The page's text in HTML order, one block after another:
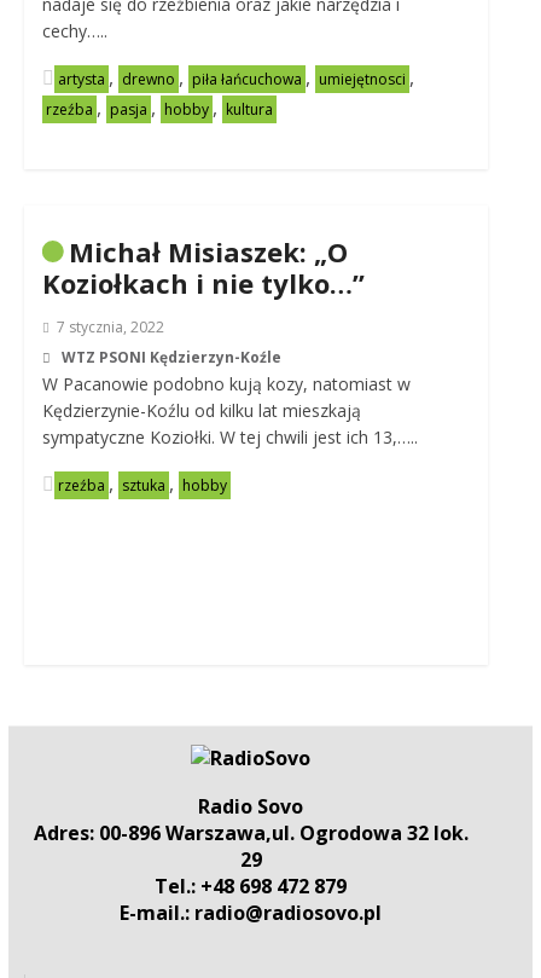
cechy…..
artysta , drewno , piła łańcuchowa , umiejętnosci ,
rzeźba , pasja , hobby , kultura
Michał Misiaszek: „O
Koziołkach i nie tylko…”
7 stycznia, 2022
WTZ PSONI Kędzierzyn-Koźle
W Pacanowie podobno kują kozy, natomiast w
Kędzierzynie-Koźlu od kilku lat mieszkają
sympatyczne Koziołki. W tej chwili jest ich 13,…..
rzeźba , sztuka , hobby
Radio Sovo
Adres: 00-896 Warszawa,ul. Ogrodowa 32 lok.
29
Tel.: +48 698 472 879
E-mail.: radio@radiosovo.pl